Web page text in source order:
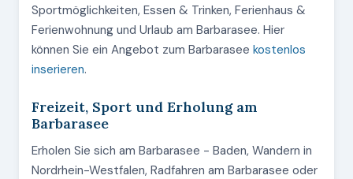
Sportmöglichkeiten, Essen & Trinken, Ferienhaus &
Ferienwohnung und Urlaub am Barbarasee. Hier
können Sie ein Angebot zum Barbarasee kostenlos
inserieren.
Freizeit, Sport und Erholung am
Barbarasee
Erholen Sie sich am Barbarasee - Baden, Wandern in
Nordrhein-Westfalen, Radfahren am Barbarasee oder